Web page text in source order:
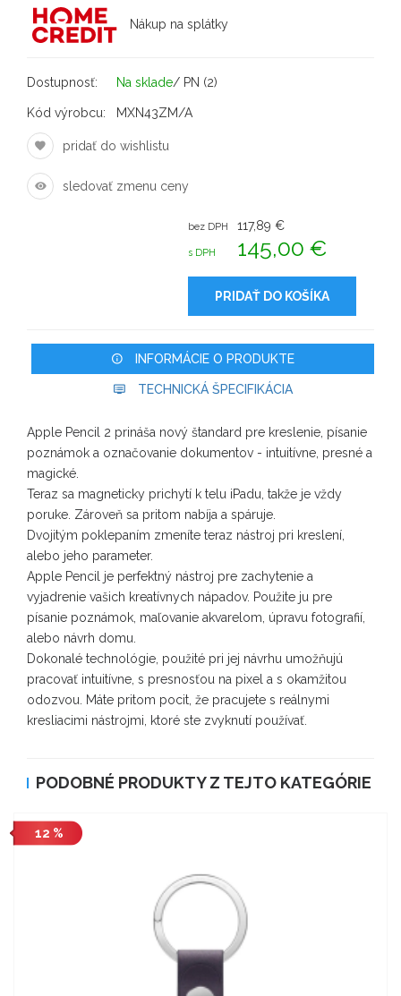
Nákup na splátky
Dostupnosť: Na sklade/ PN (2)
Kód výrobcu: MXN43ZM/A
pridať do wishlistu
sledovať zmenu ceny
bez DPH 117,89 €
s DPH 145,00 €
PRIDAŤ DO KOŠÍKA
INFORMÁCIE O PRODUKTE
TECHNICKÁ ŠPECIFIKÁCIA
Apple Pencil 2 prináša nový štandard pre kreslenie, písanie
poznámok a označovanie dokumentov - intuitívne, presné a
magické.
Teraz sa magneticky prichytí k telu iPadu, takže je vždy
poruke. Zároveň sa pritom nabíja a spáruje.
Dvojitým poklepaním zmeníte teraz nástroj pri kreslení,
alebo jeho parameter.
Apple Pencil je perfektný nástroj pre zachytenie a
vyjadrenie vašich kreatívnych nápadov. Použite ju pre
písanie poznámok, maľovanie akvarelom, úpravu fotografií,
alebo návrh domu.
Dokonalé technológie, použité pri jej návrhu umožňujú
pracovať intuitívne, s presnosťou na pixel a s okamžitou
odozvou. Máte pritom pocit, že pracujete s reálnymi
kresliacimi nástrojmi, ktoré ste zvyknutí používať.
PODOBNÉ PRODUKTY Z TEJTO KATEGÓRIE
12 %